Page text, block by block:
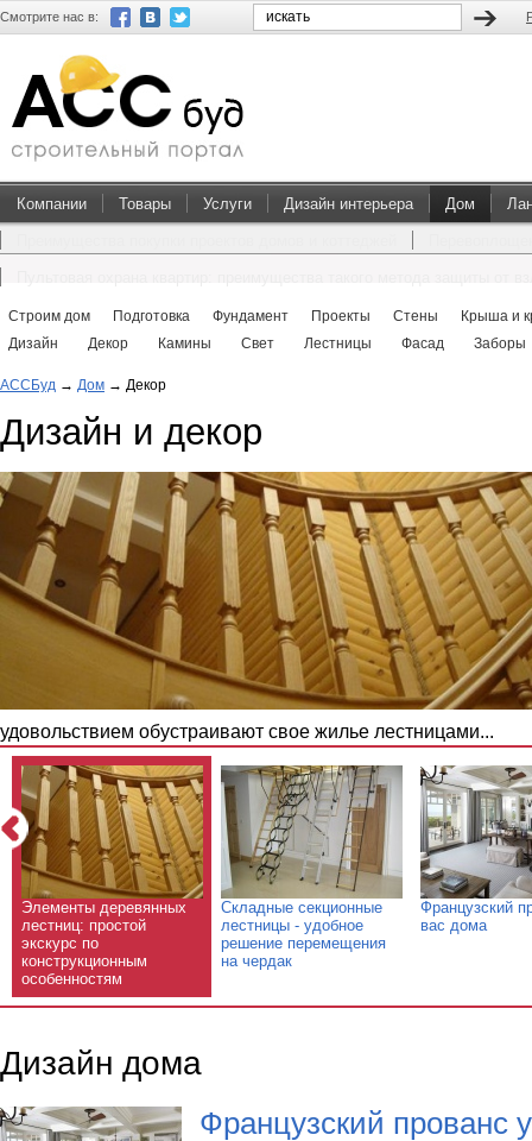
Смотрите нас в:
Компании Товары Услуги Дизайн интерьера Дом
Строим дом Подготовка Фундамент Проекты Стены
Крыша и
Дизайн
Декор Камины Свет Лестницы Фасад Заборы
АССБуд → Дом → Декор
Дизайн и декор
удовольствием обустраивают свое жилье лестницами...
Элементы деревянных
лестниц: простой
экскурс по
конструкционным
особенностям
Складные секционные
лестницы - удобное
решение перемещения
на чердак
Французский
вас дома
Дизайн дома
Французский прованс